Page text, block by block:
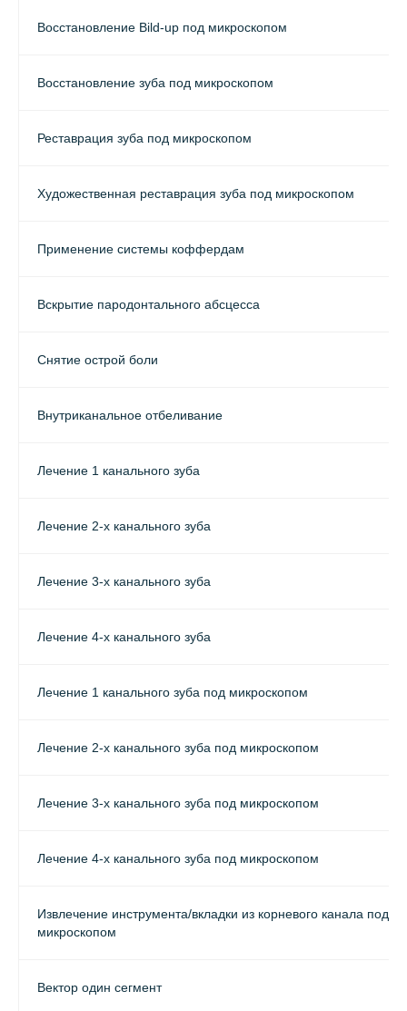
Восстановление Bild-up под микроскопом
Восстановление зуба под микроскопом
Реставрация зуба под микроскопом
Художественная реставрация зуба под микроскопом
Применение системы коффердам
Вскрытие пародонтального абсцесса
Снятие острой боли
Внутриканальное отбеливание
Лечение 1 канального зуба
Лечение 2-х канального зуба
Лечение 3-х канального зуба
Лечение 4-х канального зуба
Лечение 1 канального зуба под микроскопом
Лечение 2-х канального зуба под микроскопом
Лечение 3-х канального зуба под микроскопом
Лечение 4-х канального зуба под микроскопом
Извлечение инструмента/вкладки из корневого канала под
микроскопом
Вектор один сегмент